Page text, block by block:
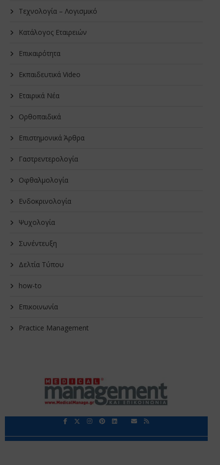
Τεχνολογία – Λογισμικό
Κατάλογος Εταιρειών
Επικαιρότητα
Εκπαιδευτικά Video
Εταιρικά Νέα
Oρθοπαιδικά
Επιστημονικά Άρθρα
Γαστρεντερολογία
Οφθαλμολογία
Ενδοκρινολογία
Ψυχολογία
Συνέντευξη
Δελτία Τύπου
how-to
Επικοινωνία
Practice Management